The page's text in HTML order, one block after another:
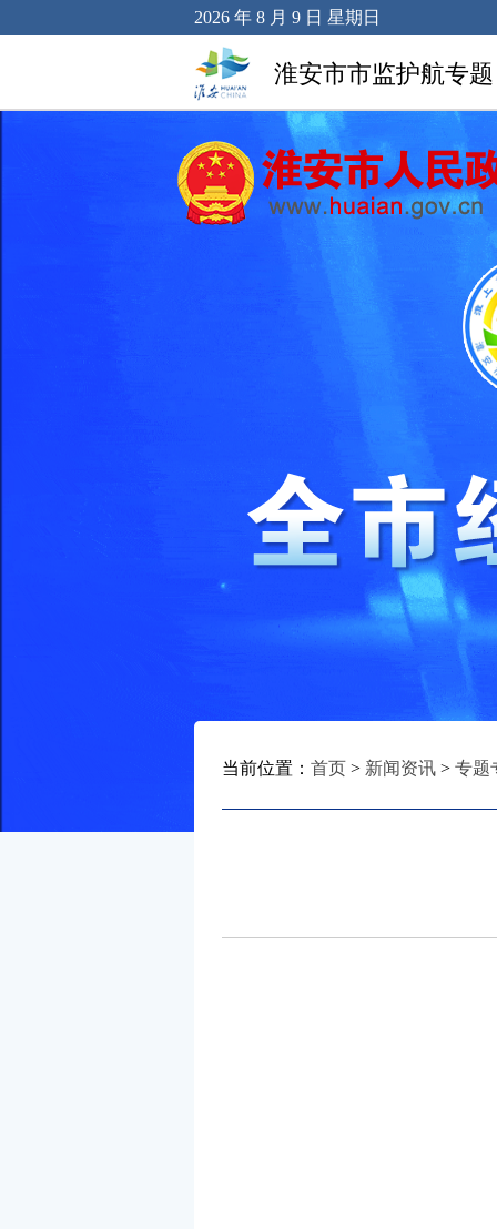
2026 年 8 月 9 日 星期日
淮安市市监护航专题
当前位置： 首页 > 新闻资讯 > 专题